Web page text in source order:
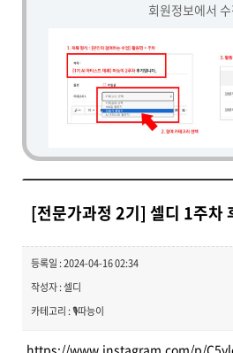
회원정보에서
[전문가과정 2기] 셀디 1주차
등록일 : 2024-04-16 02:34
작성자 : 셀디
카테고리 : 🎙️따능이
https://www.instagram.com/p/